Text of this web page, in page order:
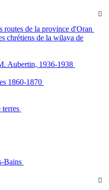

routes de la province d'Oran
chrétiens de la wilaya de
Aubertin, 1936-1938
1860-1870
terres
Bains
